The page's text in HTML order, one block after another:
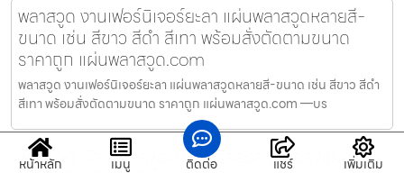
พลาสวูด งานเฟอร์นิเจอร์ยะลา แผ่นพลาสวูดหลายสี-
ขนาด เช่น สีขาว สีดำ สีเทา พร้อมสั่งตัดตามขนาด
ราคาถูก แผ่นพลาสวูด.com
พลาสวูด งานเฟอร์นิเจอร์ยะลา แผ่นพลาสวูดหลายสี-ขนาด เช่น สีขาว สีดำ
สีเทา พร้อมสั่งตัดตามขนาด ราคาถูก แผ่นพลาสวูด.com —บร
พลาสวูด ตัดฉลุลายพระนครศรีอยุธยา ขายส่งแผ่นพลา
หน้าหลัก เมนู ติดต่อ แชร์ เพิ่มเติม